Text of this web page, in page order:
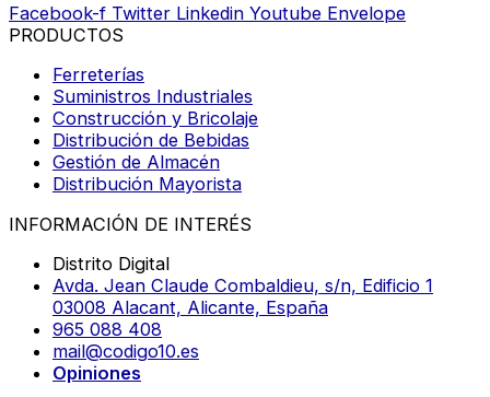
Facebook-f Twitter Linkedin Youtube Envelope
PRODUCTOS
Ferreterías
Suministros Industriales
Construcción y Bricolaje
Distribución de Bebidas
Gestión de Almacén
Distribución Mayorista
INFORMACIÓN DE INTERÉS
Distrito Digital
Avda. Jean Claude Combaldieu, s/n, Edificio 1
03008 Alacant, Alicante, España
965 088 408
mail@codigo10.es
Opiniones